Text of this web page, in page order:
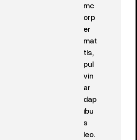
mc
orp
er
mat
tis,
pul
vin
ar
dap
ibu
s
leo.